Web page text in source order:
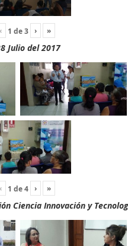
‹ 1 de3 › »
Julio del 2017
‹ 1 de4 › »
Ciencia Innovación y